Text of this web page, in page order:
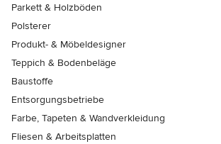
Parkett & Holzböden
Polsterer
Produkt- & Möbeldesigner
Teppich & Bodenbeläge
Baustoffe
Entsorgungsbetriebe
Farbe, Tapeten & Wandverkleidung
Fliesen & Arbeitsplatten